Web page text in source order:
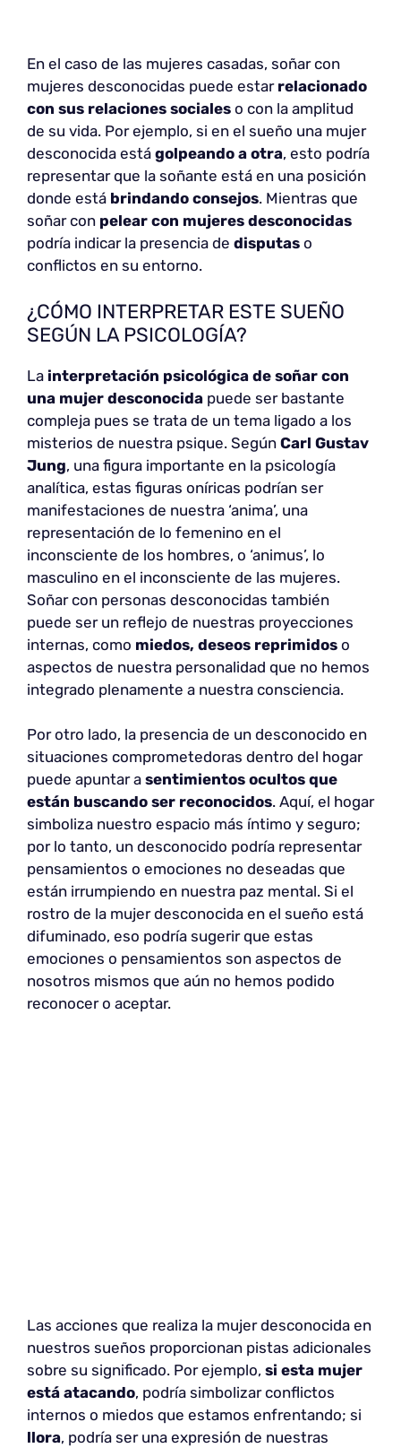
En el caso de las mujeres casadas, soñar con
mujeres desconocidas puede estar relacionado
con sus relaciones sociales o con la amplitud
de su vida. Por ejemplo, si en el sueño una mujer
desconocida está golpeando a otra, esto podría
representar que la soñante está en una posición
donde está brindando consejos. Mientras que
soñar con pelear con mujeres desconocidas
podría indicar la presencia de disputas o
conflictos en su entorno.
¿CÓMO INTERPRETAR ESTE SUEÑO
SEGÚN LA PSICOLOGÍA?
La interpretación psicológica de soñar con
una mujer desconocida puede ser bastante
compleja pues se trata de un tema ligado a los
misterios de nuestra psique. Según Carl Gustav
Jung, una figura importante en la psicología
analítica, estas figuras oníricas podrían ser
manifestaciones de nuestra ‘anima’, una
representación de lo femenino en el
inconsciente de los hombres, o ‘animus’, lo
masculino en el inconsciente de las mujeres.
Soñar con personas desconocidas también
puede ser un reflejo de nuestras proyecciones
internas, como miedos, deseos reprimidos o
aspectos de nuestra personalidad que no hemos
integrado plenamente a nuestra consciencia.
Por otro lado, la presencia de un desconocido en
situaciones comprometedoras dentro del hogar
puede apuntar a sentimientos ocultos que
están buscando ser reconocidos. Aquí, el hogar
simboliza nuestro espacio más íntimo y seguro;
por lo tanto, un desconocido podría representar
pensamientos o emociones no deseadas que
están irrumpiendo en nuestra paz mental. Si el
rostro de la mujer desconocida en el sueño está
difuminado, eso podría sugerir que estas
emociones o pensamientos son aspectos de
nosotros mismos que aún no hemos podido
reconocer o aceptar.
Las acciones que realiza la mujer desconocida en
nuestros sueños proporcionan pistas adicionales
sobre su significado. Por ejemplo, si esta mujer
está atacando, podría simbolizar conflictos
internos o miedos que estamos enfrentando; si
llora, podría ser una expresión de nuestras